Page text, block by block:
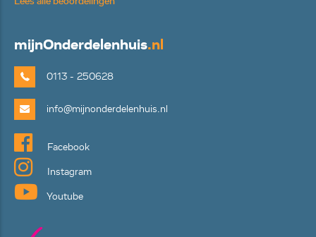
mijnOnderdelenhuis.nl
0113 - 250628
info@mijnonderdelenhuis.nl
Facebook
Instagram
Youtube